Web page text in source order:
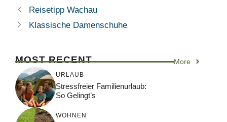
Reisetipp Wachau
Klassische Damenschuhe
MOST RECENT More
URLAUB
Stressfreier Familienurlaub:
So Gelingt’s
WOHNEN